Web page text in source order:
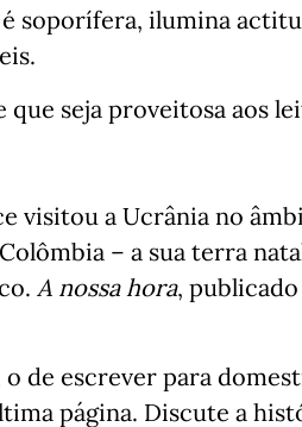
soporífera, ilumina
que seja proveitosa aos
visitou a Ucrânia no
– a sua terra
A nossa hora, publicado
de escrever para
página. Discute a